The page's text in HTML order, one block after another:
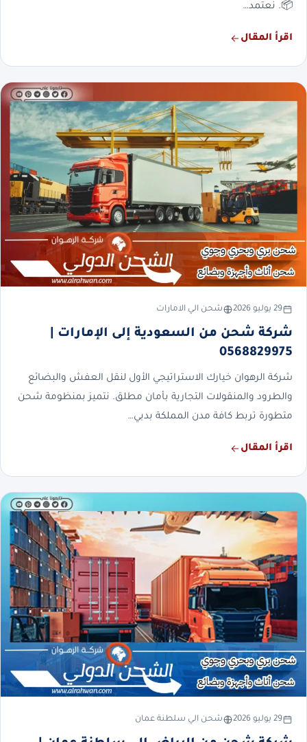
📦. نعتمد…
اقرأ المقال
29 يوليو 2026 شحن الي الامارات
شركة شحن من السعودية إلى الإمارات |
0568829975
شركة الرهوان خيارك الاستراتيجي الأول لنقل العفش والبضائع
والطرود والمنقولات التجارية بأمان مطلق. نتميز بمنظومة شحن
متطورة تربط كافة مدن المملكة بدبي…
اقرأ المقال
29 يوليو 2026 شحن الي سلطنة عمان